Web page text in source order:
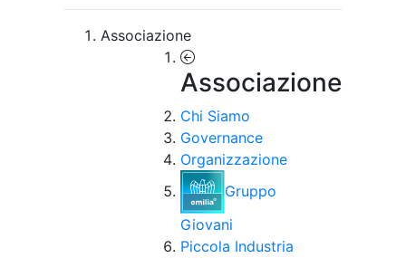
Associazione
Associazione
Chi Siamo
Governance
Organizzazione
Gruppo
Giovani
Piccola Industria